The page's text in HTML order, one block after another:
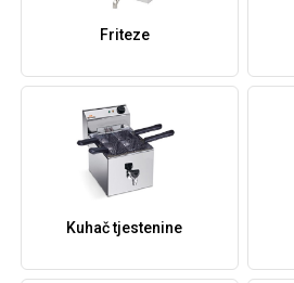
Friteze
Kuhač tjestenine